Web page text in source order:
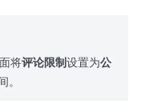
将评论限制设置为公